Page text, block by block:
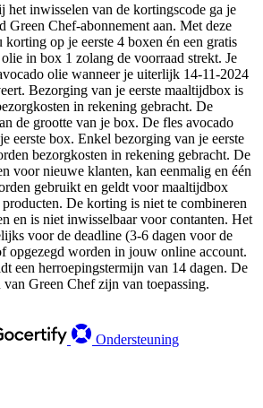
inwisselen van de kortingscode ga je
Green Chef-abonnement aan. Met deze
op je eerste 4 boxen én een gratis
in box 1 zolang de voorraad strekt. Je
olie wanneer je uiterlijk 14-11-2024
Bezorging van je eerste maaltijdbox is
in rekening gebracht. De
de grootte van je box. De fles avocado
eerste box. Enkel bezorging van je eerste
bezorgkosten in rekening gebracht. De
voor nieuwe klanten, kan eenmalig en één
gebruikt en geldt voor maaltijdbox
De korting is niet te combineren
en is niet inwisselbaar voor contanten. Het
voor de deadline (3-6 dagen voor de
opgezegd worden in jouw online account.
een herroepingstermijn van 14 dagen. De
Green Chef zijn van toepassing.
Ondersteuning